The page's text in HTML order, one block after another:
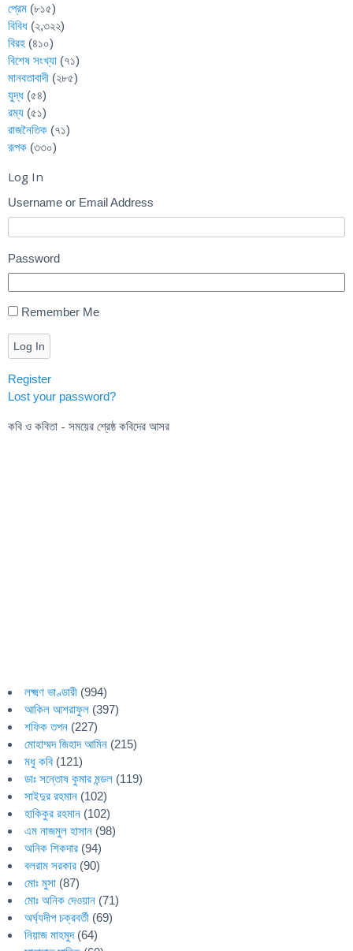
প্রেম (৮১৫)
বিবিধ (২,৩২২)
বিরহ (৪১০)
বিশেষ সংখ্যা (৭১)
মানবতাবাদী (২৮৫)
যুদ্ধ (৫৪)
রম্য (৫১)
রাজনৈতিক (৭১)
রূপক (৩৩০)
Log In
Username or Email Address
Password
Remember Me
Log In
Register
Lost your password?
কবি ও কবিতা - সময়ের শ্রেষ্ঠ কবিদের আসর
লক্ষ্মণ ভাণ্ডারী (994)
আকিল আশরাফুল (397)
শফিক তপন (227)
মোহাম্মদ জিহাদ আমিন (215)
মধু কবি (121)
ডাঃ সন্তোষ কুমার মন্ডল (119)
সাইদুর রহমান (102)
হাকিকুর রহমান (102)
এম নাজমুল হাসান (98)
অনিক শিকদার (94)
বলরাম সরকার (90)
মোঃ মুসা (87)
মোঃ অনিক দেওয়ান (71)
অর্ঘ্যদীপ চক্রবর্তী (69)
নিয়াজ মাহমুদ(64)